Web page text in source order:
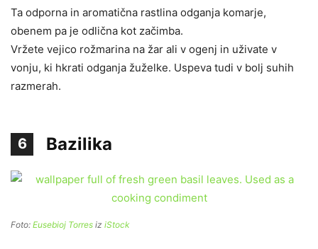
Ta odporna in aromatična rastlina odganja komarje,
obenem pa je odlična kot začimba.
Vržete vejico rožmarina na žar ali v ogenj in uživate v
vonju, ki hkrati odganja žuželke. Uspeva tudi v bolj suhih
razmerah.
6 Bazilika
Foto: Eusebioj Torres iz iStock